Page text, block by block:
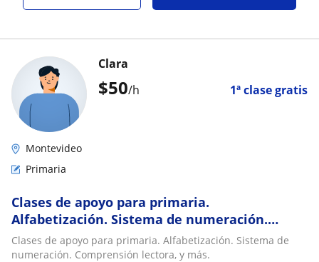
$50/h 1ª clase gratis
Clara
Montevideo
Primaria
Clases de apoyo para primaria.
Alfabetización. Sistema de numeración.
Comprensión lectora, y más
Clases de apoyo para primaria. Alfabetización. Sistema de
numeración. Comprensión lectora, y más.